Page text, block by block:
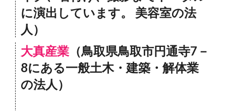
に演出しています。 美容室の法
人）
大真産業 （鳥取県鳥取市円通寺7－
8にある一般土木・建築・解体業
の法人）